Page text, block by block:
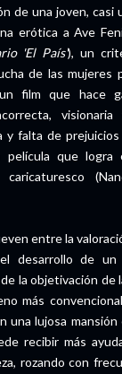
de una joven, casi
erótica a Ave
'El País'), un
de las mujeres
film que hace
y falta de prejuicios
película que logra
entre la
desarrollo de un
la objetivación de
más
una lujosa
recibir más
rozando con